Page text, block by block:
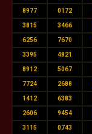
8977 0172
3815 3466
6256 7670
3395 4821
8912 5067
7724 2688
1412 6383
2606 9454
3115 0743